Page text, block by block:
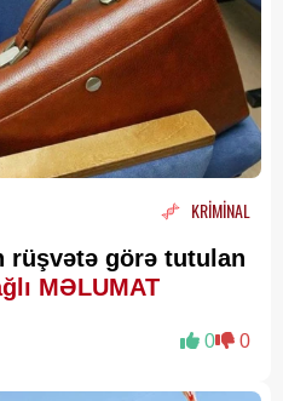
KRİMİNAL
rüşvətə görə tutulan
MƏLUMAT
0 0